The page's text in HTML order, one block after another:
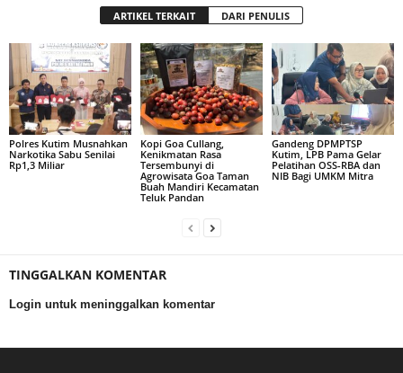
ARTIKEL TERKAIT DARI PENULIS
Polres Kutim Musnahkan
Narkotika Sabu Senilai
Rp1,3 Miliar
Kopi Goa Cullang,
Kenikmatan Rasa
Tersembunyi di
Agrowisata Goa Taman
Buah Mandiri Kecamatan
Teluk Pandan
Gandeng DPMPTSP
Kutim, LPB Pama Gelar
Pelatihan OSS-RBA dan
NIB Bagi UMKM Mitra
TINGGALKAN KOMENTAR
Login untuk meninggalkan komentar